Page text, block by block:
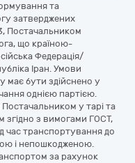
та
затверджених
Постачальником
що країною-
Федерація/
Іран. Умови
має бути здійснено у
однією партією.
у тарі та
згідно з вимогами ГОСТ,
час транспортування до
і непошкодженою.
за рахунок